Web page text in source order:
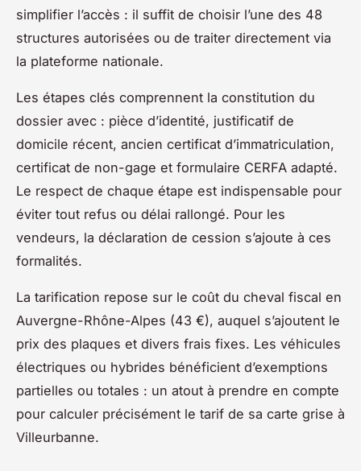
simplifier l’accès : il suffit de choisir l’une des 48
structures autorisées ou de traiter directement via
la plateforme nationale.
Les étapes clés comprennent la constitution du
dossier avec : pièce d’identité, justificatif de
domicile récent, ancien certificat d’immatriculation,
certificat de non-gage et formulaire CERFA adapté.
Le respect de chaque étape est indispensable pour
éviter tout refus ou délai rallongé. Pour les
vendeurs, la déclaration de cession s’ajoute à ces
formalités.
La tarification repose sur le coût du cheval fiscal en
Auvergne-Rhône-Alpes (43 €), auquel s’ajoutent le
prix des plaques et divers frais fixes. Les véhicules
électriques ou hybrides bénéficient d’exemptions
partielles ou totales : un atout à prendre en compte
pour calculer précisément le tarif de sa carte grise à
Villeurbanne.